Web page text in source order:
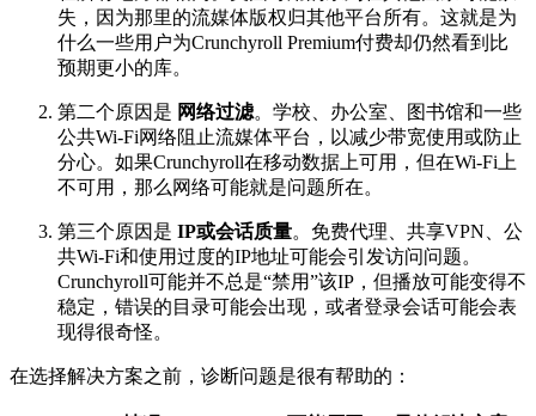
失，因为那里的流媒体版权归其他平台所有。这就是为
什么一些用户为Crunchyroll Premium付费却仍然看到比
预期更小的库。
第二个原因是 网络过滤。学校、办公室、图书馆和一些
公共Wi-Fi网络阻止流媒体平台，以减少带宽使用或防止
分心。如果Crunchyroll在移动数据上可用，但在Wi-Fi上
不可用，那么网络可能就是问题所在。
第三个原因是 IP或会话质量。免费代理、共享VPN、公
共Wi-Fi和使用过度的IP地址可能会引发访问问题。
Crunchyroll可能并不总是“禁用”该IP，但播放可能变得不
稳定，错误的目录可能会出现，或者登录会话可能会表
现得很奇怪。
在选择解决方案之前，诊断问题是很有帮助的：